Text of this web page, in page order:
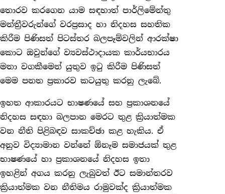
තොරව කරගෙන යාම සඳහාත් පාර්ලිමේන්තු
මන්ත්‍රීවරුන්ගේ වරප්‍රසාද හා නිදහස සහතික
කිරීම පිණිසත් පිටස්තර බලපෑම්වලින් ආරක්ෂා
කොට ඔවුන්ගේ ව්‍යවස්ථාදායක කාර්යභාරය
මනා වගකීමෙන් යුතුව ඉටු කිරීම පිණිසත්
මෙම පනත ප්‍රකාරව කටයුතු කරනු ලැබේ.
ඉහත ආකාරයට භාෂණයේ සහ ප්‍රකාශනයේ
නිදහස සඳහා බලපාන මෙරට තුළ ක්‍රියාත්මක
වන නීති පිළිබඳව සාකච්ඡා කළ හැකිය. ඒ
අනුව විද්‍යාමාන වන්නේ ඕනෑම සමාජයක් තුළ
භාෂණයේ හා ප්‍රකාශනයේ නිදහස ඉතා
ඉහළින් අගය කරනු ලැබුවත් ඊට සමාන්තරව
ක්‍රියාත්මක වන නීතිමය රාමුවක්ද ක්‍රියාත්මක